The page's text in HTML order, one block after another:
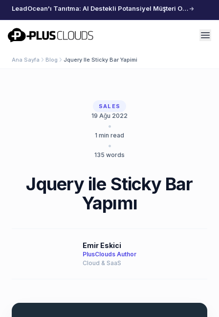
LeadOcean'ı Tanıtma: AI Destekli Potansiyel Müşteri Oluşturma, Özenle Seçilmiş Veriler, Zahmetsiz Büyüme
PlusClouds
Ana Sayfa Blog Jquery Ile Sticky Bar Yapimi
SALES
19 Ağu 2022
•
1 min read
•
135 words
Jquery ile Sticky Bar
Yapımı
Emir Eskici
PlusClouds Author
Cloud & SaaS